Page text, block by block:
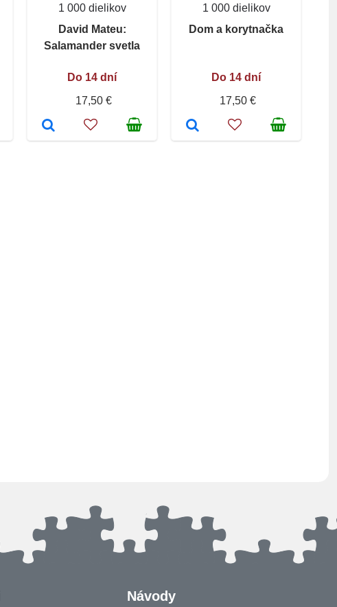
1 000 dielikov
David Mateu:
Salamander svetla
Do 14 dní
17,50 €
1 000 dielikov
Dom a korytnačka
Do 14 dní
17,50 €
Návody